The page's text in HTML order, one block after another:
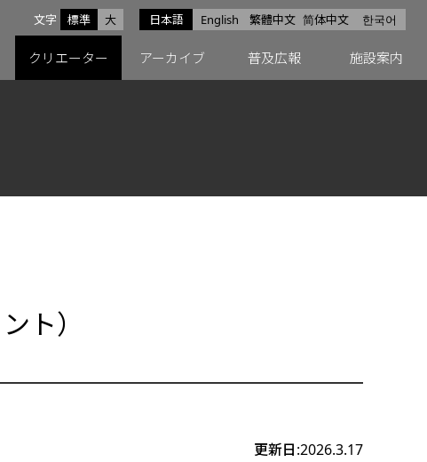
日本語 English 繁體中文 简体中文 한국어
文字サイズ
標準 大
ペースfacebook
ペースX
ドスペースInstagram
クリエーター アーカイブ 普及広報 施設案内
ト）
更新日:2026.3.17